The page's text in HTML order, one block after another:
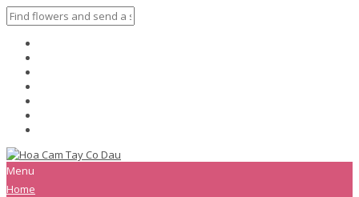
Menu
Home